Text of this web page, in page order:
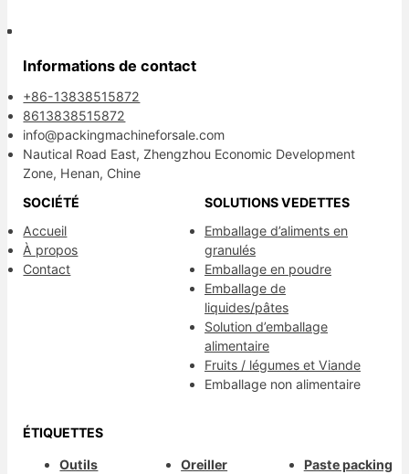
Informations de contact
+86-13838515872
8613838515872
info@packingmachineforsale.com
Nautical Road East, Zhengzhou Economic Development
Zone, Henan, Chine
SOCIÉTÉ
Accueil
À propos
Contact
SOLUTIONS VEDETTES
Emballage d’aliments en
granulés
Emballage en poudre
Emballage de
liquides/pâtes
Solution d’emballage
alimentaire
Fruits / légumes et Viande
Emballage non alimentaire
ÉTIQUETTES
Outils Oreiller Paste packing